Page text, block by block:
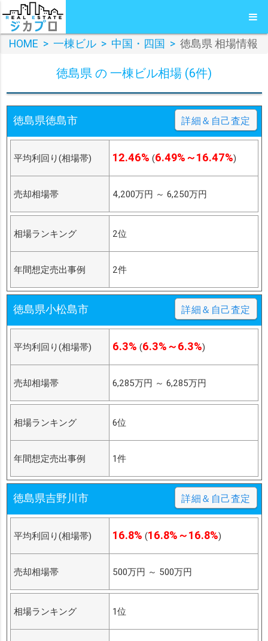
HOME > 一棟ビル > 中国・四国 > 徳島県 相場情報
徳島県 の 一棟ビル相場 (6件)
徳島県徳島市 詳細＆自己査定
平均利回り(相場帯) 12.46% (6.49%～16.47%)
売却相場帯 4,200万円 ～ 6,250万円
相場ランキング 2位
年間想定売出事例 2件
徳島県小松島市 詳細＆自己査定
平均利回り(相場帯) 6.3% (6.3%～6.3%)
売却相場帯 6,285万円 ～ 6,285万円
相場ランキング 6位
年間想定売出事例 1件
徳島県吉野川市 詳細＆自己査定
平均利回り(相場帯) 16.8% (16.8%～16.8%)
売却相場帯 500万円 ～ 500万円
相場ランキング 1位